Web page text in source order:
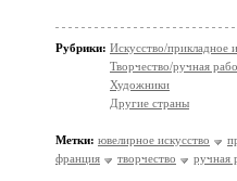
Рубрики: Искусство/прикладное
Творчество/ручная
Художники
Другие страны
Метки: ювелирное искусство
франция
творчество ручная